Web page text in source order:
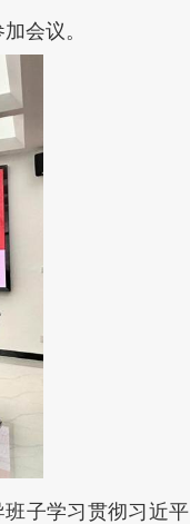
会议。
子学习贯彻习近平